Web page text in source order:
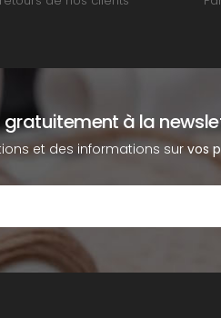
à la
et des informations survos